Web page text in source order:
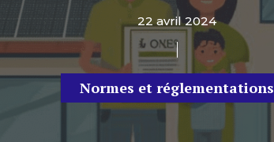
22 avril 2024
Normes et réglementations